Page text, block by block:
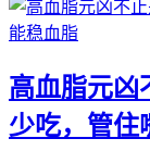
高血脂元凶
少吃，管住